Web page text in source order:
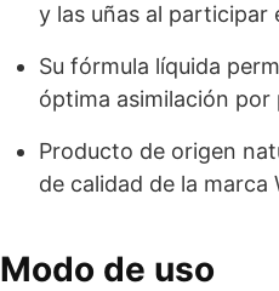
y las uñas al participar
Su fórmula líquida
óptima asimilación
Producto de origen
de calidad de la marca
Modo de uso